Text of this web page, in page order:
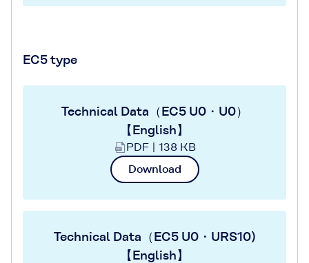
EC5 type
Technical Data（EC5 U0・U0）
【English】
PDF | 138 KB
Download
Technical Data（EC5 U0・URS10)
【English】